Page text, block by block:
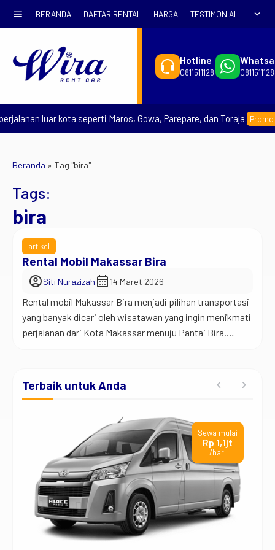
menu BERANDA DAFTAR RENTAL HARGA TESTIMONIAL expand_more
Hotline
0811511128 0811511128
luar kota seperti Maros, Gowa, Parepare, dan Toraja. Promo
Beranda » Tag "bira"
Tags:
bira
artikel
Rental Mobil Makassar Bira
account_circleSiti Nurazizah calendar_month 14 Maret 2026
Rental mobil Makassar Bira menjadi pilihan transportasi
yang banyak dicari oleh wisatawan yang ingin menikmati
perjalanan dari Kota Makassar menuju Pantai Bira.
yang nyaman dan fleksibel. Makassar dikenal sebagai
pintu gerbang wisata di Sulawesi Selatan. Dari kota ini,
Terbaik untuk Anda
Sewa mulai
Rp 750rb
/hari